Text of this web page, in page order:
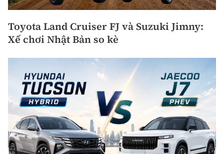
Toyota Land Cruiser FJ và Suzuki Jimny:
Xế chơi Nhật Bản so kè